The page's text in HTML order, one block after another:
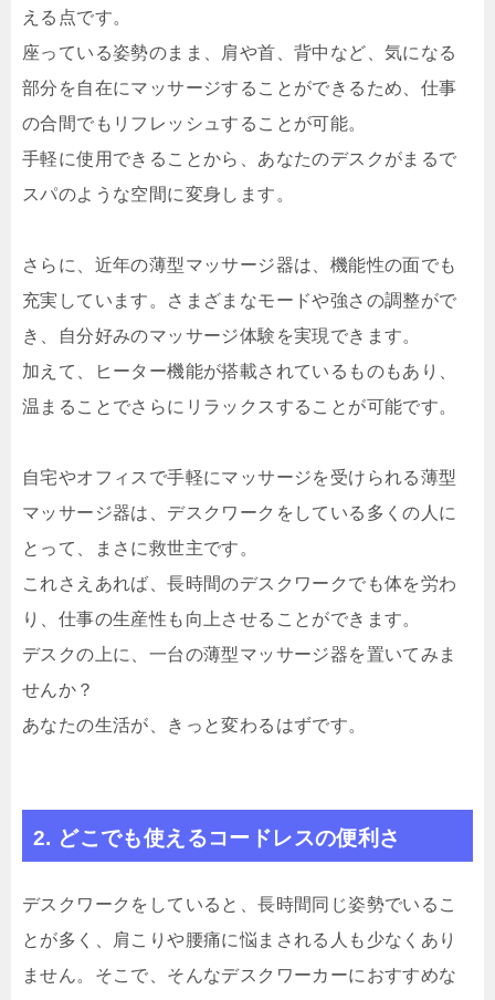
える点です。
座っている姿勢のまま、肩や首、背中など、気になる
部分を自在にマッサージすることができるため、仕事
の合間でもリフレッシュすることが可能。
手軽に使用できることから、あなたのデスクがまるで
スパのような空間に変身します。
さらに、近年の薄型マッサージ器は、機能性の面でも
充実しています。さまざまなモードや強さの調整がで
き、自分好みのマッサージ体験を実現できます。
加えて、ヒーター機能が搭載されているものもあり、
温まることでさらにリラックスすることが可能です。
自宅やオフィスで手軽にマッサージを受けられる薄型
マッサージ器は、デスクワークをしている多くの人に
とって、まさに救世主です。
これさえあれば、長時間のデスクワークでも体を労わ
り、仕事の生産性も向上させることができます。
デスクの上に、一台の薄型マッサージ器を置いてみま
せんか？
あなたの生活が、きっと変わるはずです。
2. どこでも使えるコードレスの便利さ
デスクワークをしていると、長時間同じ姿勢でいるこ
とが多く、肩こりや腰痛に悩まされる人も少なくあり
ません。そこで、そんなデスクワーカーにおすすめな